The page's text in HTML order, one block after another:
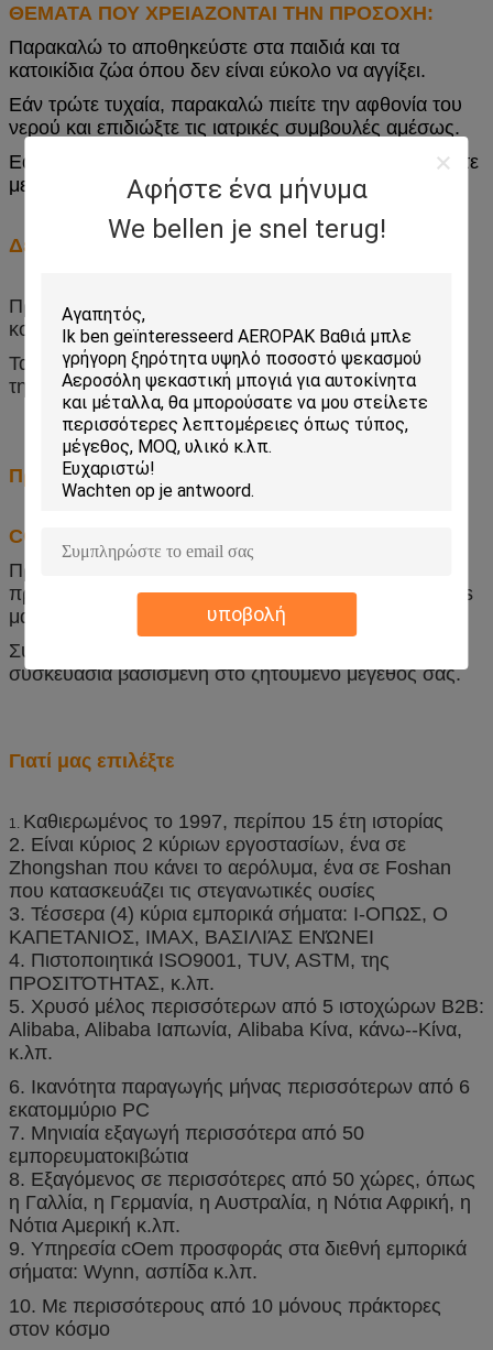
Αφήστε ένα μήνυμα
We bellen je snel terug!
υποβολή
ΘΕΜΑΤΑ ΠΟΥ ΧΡΕΙΑΖΟΝΤΑΙ ΤΗΝ ΠΡΟΣΟΧΗ:
Παρακαλώ το αποθηκεύστε στα παιδιά και τα
κατοικίδια ζώα όπου δεν είναι εύκολο να αγγίξει.
Εάν τρώτε τυχαία, παρακαλώ πιείτε την αφθονία του
νερού και επιδιώξτε τις ιατρικές συμβουλές αμέσως.
Εάν πετάτε τυχαία στα μάτια σας, παρακαλώ ξεπλύντε
με το νερό αμέσως.
Δείγμα
Προσφέρουμε τα ελεύθερα δείγματα μέσα σε 2
κομμάτια.
Τα δείγματα πρέπει να σταλούν αφότου λαμβάνουμε
την αμοιβή αγγελιαφόρων σας.
Προσαρμογή
COem και ODM
Προϊόν: μπορούμε να παραγάγουμε το ζητούμενο
προϊόν σας μετά από το comfirmation του Technicists
μας.
Συσκευασία: μπορούμε να σχεδιάσουμε τη
συσκευασία βασισμένη στο ζητούμενο μέγεθός σας.
Γιατί μας επιλέξτε
1. Καθιερωμένος το 1997, περίπου 15 έτη ιστορίας
2. Είναι κύριος 2 κύριων εργοστασίων, ένα σε
Zhongshan που κάνει το αερόλυμα, ένα σε Foshan
που κατασκευάζει τις στεγανωτικές ουσίες
3. Τέσσερα (4) κύρια εμπορικά σήματα: Ι-ΟΠΩΣ, Ο
ΚΑΠΕΤΑΝΙΟΣ, IMAX, ΒΑΣΙΛΙΆΣ ΕΝΏΝΕΙ
4. Πιστοποιητικά ISO9001, TUV, ASTM, της
ΠΡΟΣΙΤΌΤΗΤΑΣ, κ.λπ.
5. Χρυσό μέλος περισσότερων από 5 ιστοχώρων B2B:
Alibaba, Alibaba Ιαπωνία, Alibaba Κίνα, κάνω--Κίνα,
κ.λπ.
6. Ικανότητα παραγωγής μήνας περισσότερων από 6
εκατομμύριο PC
7. Μηνιαία εξαγωγή περισσότερα από 50
εμπορευματοκιβώτια
8. Εξαγόμενος σε περισσότερες από 50 χώρες, όπως
η Γαλλία, η Γερμανία, η Αυστραλία, η Νότια Αφρική, η
Νότια Αμερική κ.λπ.
9. Υπηρεσία cOem προσφοράς στα διεθνή εμπορικά
σήματα: Wynn, ασπίδα κ.λπ.
10. Με περισσότερους από 10 μόνους πράκτορες
στον κόσμο